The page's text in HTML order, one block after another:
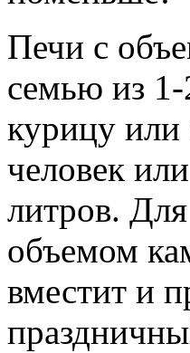
Печи с
семью из
курицу
человек
литров.
объемом
вместит и